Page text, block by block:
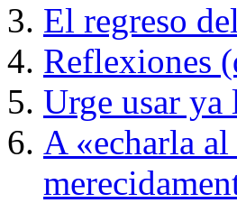
El regreso
Reflexiones
Urge usar
A «echarla